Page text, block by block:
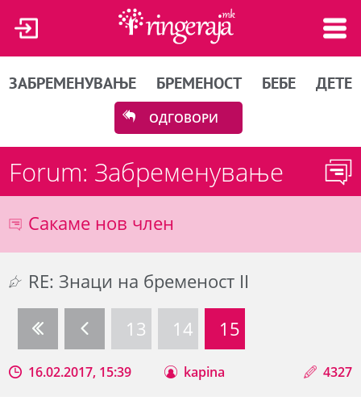
ЗАБРЕМЕНУВАЊЕ БРЕМЕНОСТ БЕБЕ ДЕТЕ
ОДГОВОРИ
Forum: Забременување
Сакаме нов член
RE: Знаци на бременост II
13
14 15
16.02.2017, 15:39 kapina 4327